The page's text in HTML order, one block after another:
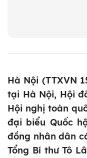
Hà Nội (TTXVN
tại Hà Nội, Hội
Hội nghị toàn
đại biểu Quốc
đồng nhân dân
Tổng Bí thư Tô